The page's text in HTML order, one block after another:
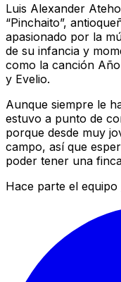
Luis Alexander
“Pinchaito”,
apasionado por la
de su infancia y
como la canción
y Evelio.
Aunque siempre le
estuvo a punto de
porque desde muy
campo, así que
poder tener una
Hace parte el equipo